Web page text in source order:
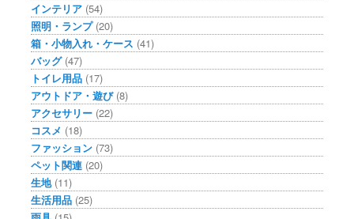
インテリア (54)
照明・ランプ(20)
箱・小物入れ・ケース (41)
バッグ(47)
トイレ用品 (17)
アウトドア・遊び(8)
アクセサリー (22)
コスメ (18)
ファッション (73)
ペット関連 (20)
生地(11)
生活用品 (25)